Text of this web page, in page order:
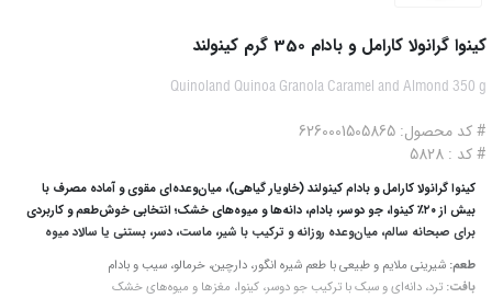
کینوا گرانولا کارامل و بادام 350 گرم کینولند
Quinoland Quinoa Granola Caramel and Almond 350 g
# کد محصول: 6260001505865
# کد : 5828
کینوا گرانولا کارامل و بادام کینولند (خاویار گیاهی)، میان‌وعده‌ای مقوی و آماده مصرف با
بیش از ۲۰٪ کینوا، جو دوسر، بادام، دانه‌ها و میوه‌های خشک؛ انتخابی خوش‌طعم و کاربردی
برای صبحانه سالم، میان‌وعده روزانه و ترکیب با شیر، ماست، دسر، بستنی یا سالاد میوه
طعم: شیرینی ملایم و طبیعی با طعم شیره انگور، دارچین، خرمالو، سیب و بادام
بافت: ترد، دانه‌ای و سبک با ترکیب جو دوسر، کینوا، مغزها و میوه‌های خشک